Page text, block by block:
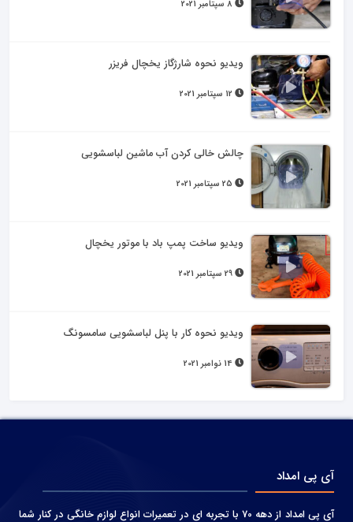
ویدیو نحوه شارژگاز یخچال فریزر
چالش خالی کردن آب ماشین لباسشویی
ویدیو ساخت پمپ باد با موتور یخچال
ویدیو نحوه کار با پنل لباسشویی سامسونگ
آی پی امداد
آی پی امداد از دهه 70 با تجربه ای در تعمیرات انواع لوازم خانگی در کنار شما